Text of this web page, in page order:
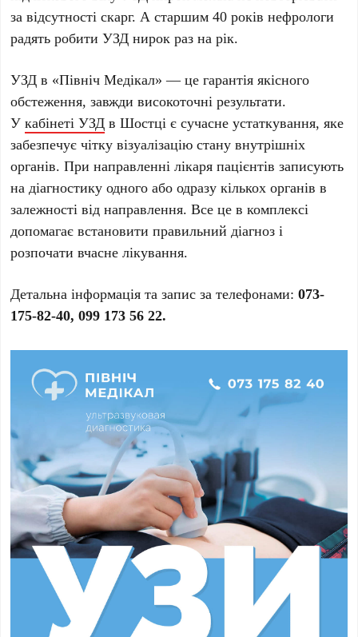
за відсутності скарг. А старшим 40 років нефрологи
радять робити УЗД нирок раз на рік.
УЗД в «Північ Медікал» — це гарантія якісного
обстеження, завжди високоточні результати.
Укабінеті УЗД в Шостці є сучасне устаткування, яке
забезпечує чітку візуалізацію стану внутрішніх
органів. При направленні лікаря пацієнтів записують
на діагностику одного або одразу кількох органів в
залежності від направлення. Все це в комплексі
допомагає встановити правильний діагноз і
розпочати вчасне лікування.
Детальна інформація та запис за телефонами:073-
175-82-40, 099 173 56 22.